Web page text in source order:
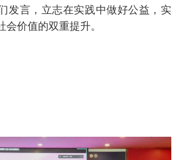
发言，立志在实践中做好公益，实
会价值的双重提升。